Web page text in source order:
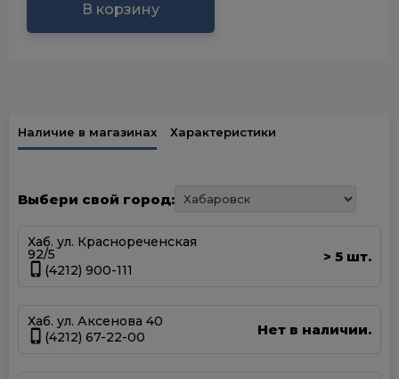
В корзину
Наличие в магазинах Характеристики
Выбери свой город:
Хаб. ул. Краснореченская
92/5
(4212) 900-111
> 5 шт.
Хаб. ул. Аксенова 40
(4212) 67-22-00
Нет в наличии.